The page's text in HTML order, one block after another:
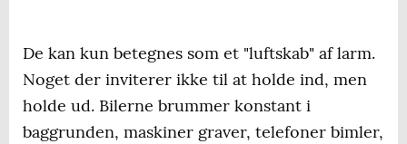
De kan kun betegnes som et "luftskab" af larm.
Noget der inviterer ikke til at holde ind, men
holde ud. Bilerne brummer konstant i
baggrunden, maskiner graver, telefoner bimler,